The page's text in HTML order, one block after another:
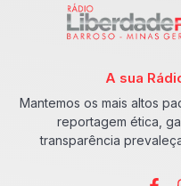
A sua
Mantemos os mais altos
reportagem ética,
transparência